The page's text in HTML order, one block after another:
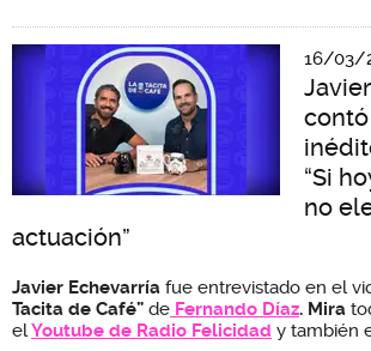
16/03/
“Si
no
actuación”
Javier Echevarría fue entrevistado en el
Tacita de Café” de Fernando Díaz. Mira
elYoutube de Radio Felicidad y también